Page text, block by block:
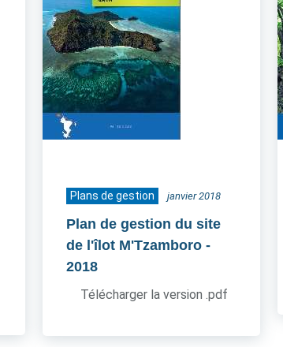
Plans de gestion janvier 2018
Plan de gestion du site
de l'îlot M'Tzamboro -
2018
Télécharger la version .pdf